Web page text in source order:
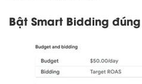
Bật Smart Bidding